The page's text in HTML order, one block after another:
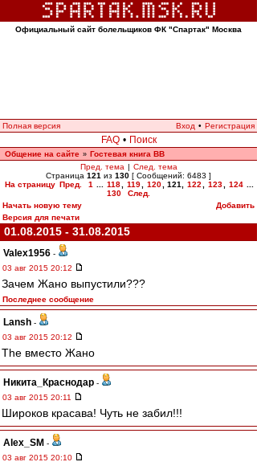
Официальный сайт болельщиков ФК "Спартак" Москва
Полная версия Вход • Регистрация
FAQ • Поиск
Общение на сайте » Гостевая книга ВВ
Пред. тема | След. тема
Страница 121 из 130 [ Сообщений: 6483 ]
На страницу Пред. 1 118 119 120 121 122 123 124
130
След.
Начать новую тему
Добавить
Версия для печати
01.08.2015 - 31.08.2015
Valex1956 -
03 авг 2015 20:12
Зачем Жано выпустили???
Последнее сообщение
Lansh -
03 авг 2015 20:12
The вместо Жано
Никита_Краснодар -
03 авг 2015 20:11
Широков красава! Чуть не забил!!!
Alex_SM -
03 авг 2015 20:10